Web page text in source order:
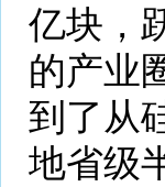
亿块，
的产业
到了从
地省级